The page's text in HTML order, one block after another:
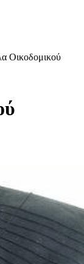
Οικοδομικού